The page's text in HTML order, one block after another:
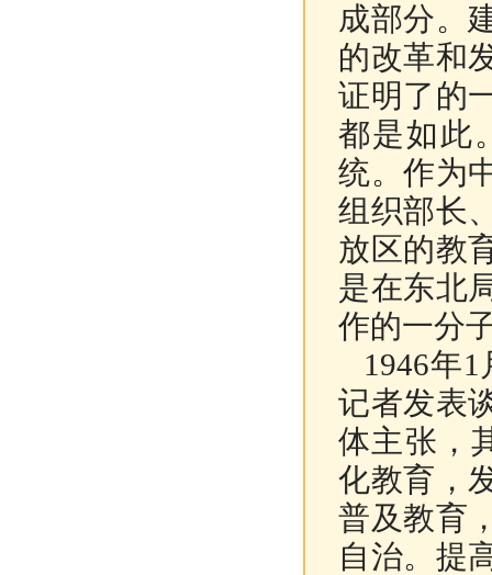
成部分。
的改革和
证明了的
都是如此
统。作为
组织部长
放区的教
是在东北
作的一分
1946年1
记者发表
体主张，
化教育，
普及教育
自治。提